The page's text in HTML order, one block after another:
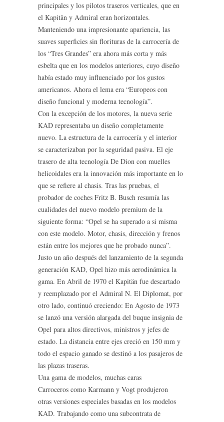
principales y los pilotos traseros verticales, que en
el Kapitän y Admiral eran horizontales.
Manteniendo una impresionante apariencia, las
suaves superficies sin florituras de la carrocería de
los “Tres Grandes” era ahora más corta y más
esbelta que en los modelos anteriores, cuyo diseño
había estado muy influenciado por los gustos
americanos. Ahora el lema era “Europeos con
diseño funcional y moderna tecnología”.
Con la excepción de los motores, la nueva serie
KAD representaba un diseño completamente
nuevo. La estructura de la carrocería y el interior
se caracterizaban por la seguridad pasiva. El eje
trasero de alta tecnología De Dion con muelles
helicoidales era la innovación más importante en lo
que se refiere al chasis. Tras las pruebas, el
probador de coches Fritz B. Busch resumía las
cualidades del nuevo modelo premium de la
siguiente forma: “Opel se ha superado a si misma
con este modelo. Motor, chasis, dirección y frenos
están entre los mejores que he probado nunca”.
Justo un año después del lanzamiento de la segunda
generación KAD, Opel hizo más aerodinámica la
gama. En Abril de 1970 el Kapitän fue descartado
y reemplazado por el Admiral N. El Diplomat, por
otro lado, continuó creciendo: En Agosto de 1973
se lanzó una versión alargada del buque insignia de
Opel para altos directivos, ministros y jefes de
estado. La distancia entre ejes creció en 150 mm y
todo el espacio ganado se destinó a los pasajeros de
las plazas traseras.
Una gama de modelos, muchas caras
Carroceros como Karmann y Vogt produjeron
otras versiones especiales basadas en los modelos
KAD. Trabajando como una subcontrata de